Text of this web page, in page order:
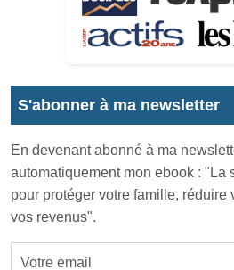
S'abonner à ma newsletter
En devenant abonné à ma
automatiquement mon ebook : "La
pour protéger votre famille, réduire
vos revenus".